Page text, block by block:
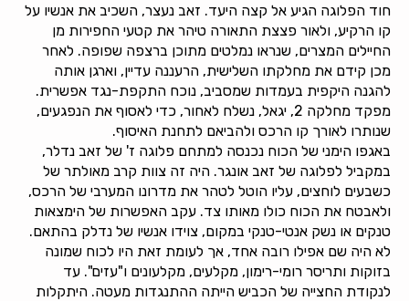
חוד הפלוגה הגיע אל קצה היעד. זאב נעצר, השכיב את אנשיו על
קו הרקיע, ולאור פצצת התאורה טיהר את קטעי החפירות מן
החיילים המצרים, שנראו נמלטים מתוכן ברצפה שפופה. לאחר
מכן קידם את מחלקתו השלישית, הרעננה עדיין, וארגן אותה
להגנה היקפית בעמדות שמסביב, נוכח התקפת-נגד אפשרית.
מפקד מחלקה 2, יגאל, נשלח לאחור, כדי לאסוף את הנפגעים,
שנותרו לאורך קו הרכס ולהביאם לתחנת האיסוף.
באגפו הימני של הכוח נכנסה למתחם פלוגה ז' של זאב נדלר,
במקביל לפלוגה של זאב אונגר. היה זה צוות קרב מאולתר של
כשבעים לוחצים, עליו הוטל לטהר את מדרונו המערבי של הרכס,
ולאבטח את הכוח כולו מאותו צד. עקב האפשרות של הימצאות
טנקים או נשק אנטי-טנקי במקום, צוידו אנשיו של נדלק בהתאם.
לא היה שם אפילו רובה אחד, אך לעומת זאת היו לכוח שמונה
בזוקות ותריסר רומי-רימון, מקלעים, מקלעונים ו"עזים". עד
לנקודת החצייה של הכביש הייתה ההתנגדות מעטה. היתקלות